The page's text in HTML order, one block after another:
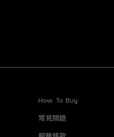
How To Buy
常見問題